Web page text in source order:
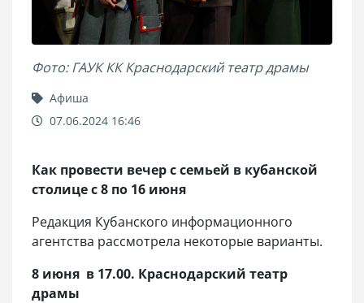
Фото: ГАУК КК Краснодарский театр драмы
Афиша
07.06.2024 16:46
Как провести вечер с семьей в кубанской
столице с 8 по 16 июня
Редакция Кубанского информационного
агентства рассмотрела некоторые варианты.
8 июня в 17.00. Краснодарский театр
драмы